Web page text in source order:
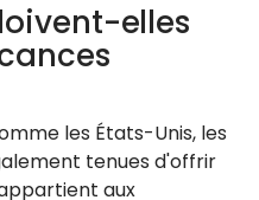
elles
les États-Unis, les
tenues d'offrir
aux